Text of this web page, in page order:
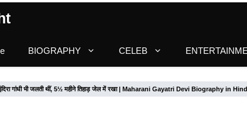
BIOGRAPHY CELEB
से इंदिरा गांधी भी जलती थीं, 5½ महीने तिहाड़ जेल में रखा | Maharani Gayatri Devi Biography in